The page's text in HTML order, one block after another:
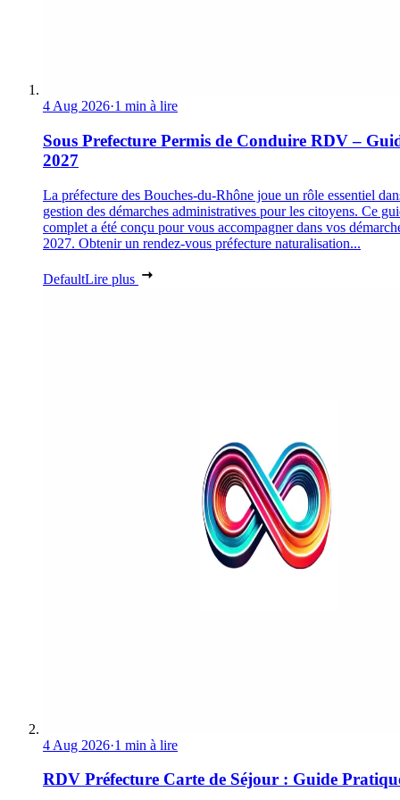
4 Aug 2026·1 min à lire
Sous Prefecture Permis de Conduire RDV –
2027
La préfecture des Bouches-du-Rhône joue un rôle essentiel
gestion des démarches administratives pour les citoyens. Ce
complet a été conçu pour vous accompagner dans vos
2027. Obtenir un rendez-vous préfecture naturalisation...
DefaultLire plus
4 Aug 2026·1 min à lire
RDV Préfecture Carte de Séjour : Guide